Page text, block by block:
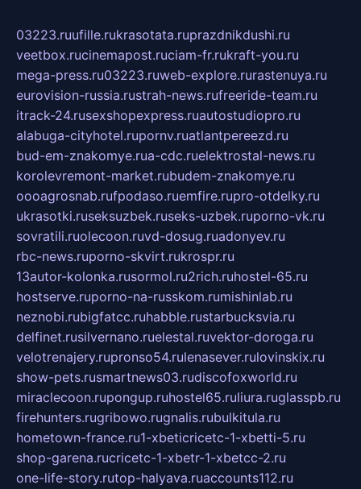
03223.ruufille.rukrasotata.ruprazdnikdushi.ru
veetbox.rucinemapost.ruciam-fr.rukraft-you.ru
mega-press.ru03223.ruweb-explore.rurastenuya.ru
eurovision-russia.rustrah-news.rufreeride-team.ru
itrack-24.rusexshopexpress.ruautostudiopro.ru
alabuga-cityhotel.rupornv.ruatlantpereezd.ru
bud-em-znakomye.rua-cdc.ruelektrostal-news.ru
korolevremont-market.rubudem-znakomye.ru
oooagrosnab.rufpodaso.ruemfire.rupro-otdelky.ru
ukrasotki.ruseksuzbek.ruseks-uzbek.ruporno-vk.ru
sovratili.ruolecoon.ruvd-dosug.ruadonyev.ru
rbc-news.ruporno-skvirt.rukrospr.ru
13autor-kolonka.rusormol.ru2rich.ruhostel-65.ru
hostserve.ruporno-na-russkom.rumishinlab.ru
neznobi.rubigfatcc.ruhabble.rustarbucksvia.ru
delfinet.rusilvernano.ruelestal.ruvektor-doroga.ru
velotrenajery.rupronso54.rulenasever.rulovinskix.ru
show-pets.rusmartnews03.rudiscofoxworld.ru
miraclecoon.rupongup.ruhostel65.ruliura.ruglasspb.ru
firehunters.rugribowo.rugnalis.rubulkitula.ru
hometown-france.ru1-xbeticricetc-1-xbetti-5.ru
shop-garena.rucricetc-1-xbetr-1-xbetcc-2.ru
one-life-story.rutop-halyava.ruaccounts112.ru